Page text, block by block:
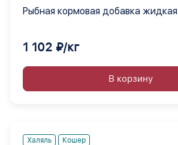
Рыбная кормовая добавка жидкая
1 102 ₽/кг
В корзину
Халяль Кошер